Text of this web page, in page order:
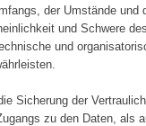
der Umstände und
und Schwere
und
Sicherung der
zu den Daten, als